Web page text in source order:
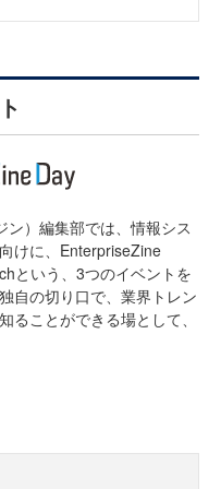
）編集部では、情報シス
けに、EnterpriseZine
という、3つのイベントを
自の切り口で、業界トレン
ることができる場として、